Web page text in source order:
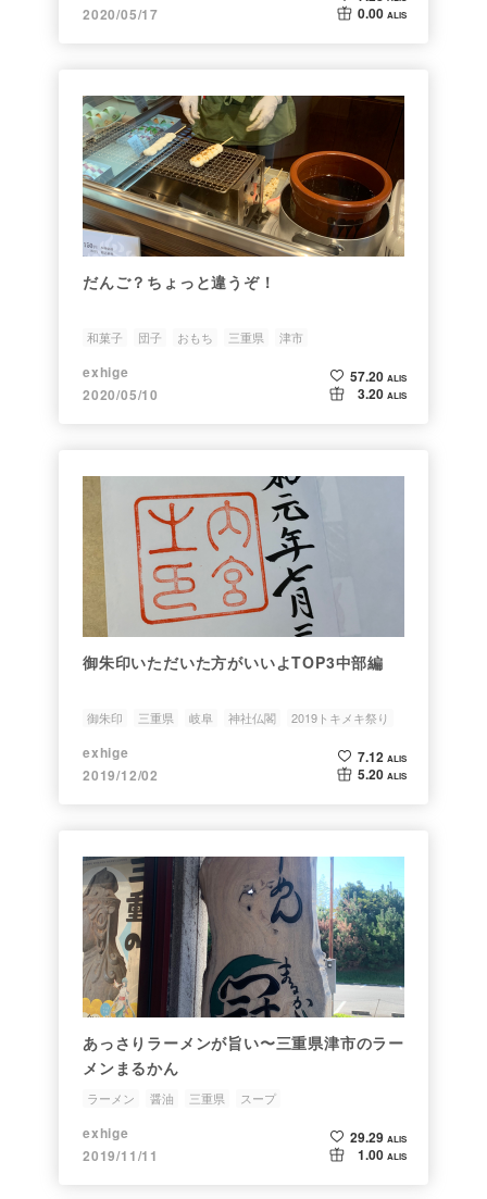
2020/05/17
0.00 ALIS
だんご？ちょっと違うぞ！
和菓子 団子 おもち 三重県 津市
exhige
2020/05/10
57.20 ALIS
3.20 ALIS
御朱印いただいた方がいいよTOP3中部編
御朱印 三重県 岐阜 神社仏閣 2019トキメキ祭り
exhige
2019/12/02
7.12 ALIS
5.20 ALIS
あっさりラーメンが旨い〜三重県津市のラー
メンまるかん
ラーメン 醤油 三重県 スープ
exhige
2019/11/11
29.29 ALIS
1.00 ALIS